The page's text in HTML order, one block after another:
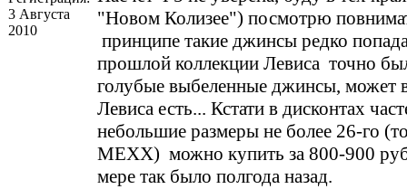
3 Августа
2010
"Новом Колизее") посмотрю
принципе такие джинсы редко
прошлой коллекции Левиса точно
голубые выбеленные джинсы, может
Левиса есть... Кстати в дисконтах
небольшие размеры не более 26-го
МЕХХ) можно купить за 800-900
мере так было полгода назад.